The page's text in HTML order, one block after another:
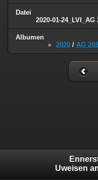
Datei
2020-01-24_LVI_AG
Albumen
2020 / AG
Uweisen